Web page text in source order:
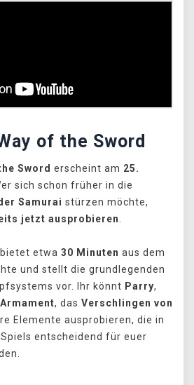
of the Sword
Sword erscheint am 25.
sich schon früher in die
Samurai stürzen möchte,
jetzt ausprobieren
bietet etwa 30 Minuten aus dem
und stellt die grundlegenden
vor. Ihr könnt Parry,
, das Verschlingen von
Elemente ausprobieren, die in
entscheidend für euer